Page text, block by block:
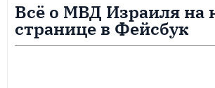
Всё о МВД Израиля на
странице в Фейсбук